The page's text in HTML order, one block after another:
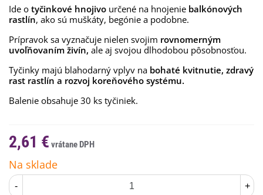
Ide o tyčinkové hnojivo určené na hnojenie balkónových
rastlín, ako sú muškáty, begónie a podobne.
Prípravok sa vyznačuje nielen svojim rovnomerným
uvoľňovaním živín, ale aj svojou dlhodobou pôsobnosťou.
Tyčinky majú blahodarný vplyv na bohaté kvitnutie, zdravý
rast rastlín a rozvoj koreňového systému.
Balenie obsahuje 30 ks tyčiniek.
2,61 €
Na sklade
- +